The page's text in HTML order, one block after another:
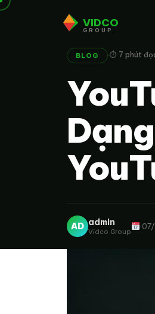
VIDCO
GROUP
BLOG ·⏱ 7 phút
AD admin
Vidco Group